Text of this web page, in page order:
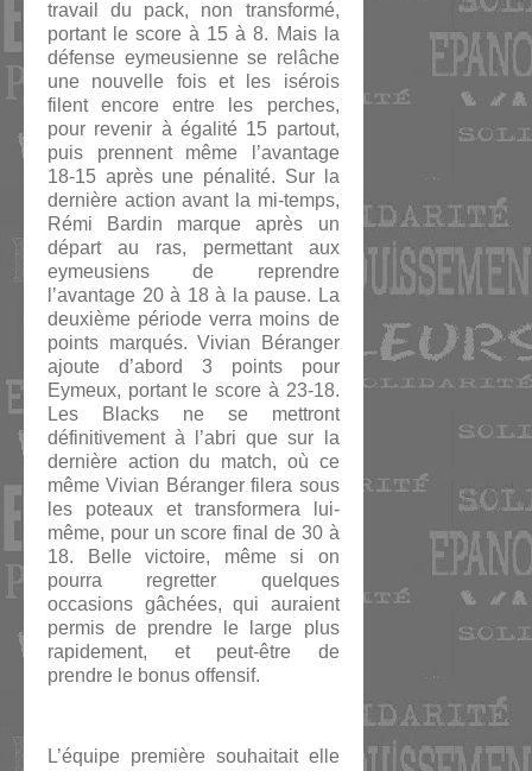
travail du pack, non transformé,
portant le score à 15 à 8. Mais la
défense eymeusienne se relâche
une nouvelle fois et les isérois
filent encore entre les perches,
pour revenir à égalité 15 partout,
puis prennent même l’avantage
18-15 après une pénalité. Sur la
dernière action avant la mi-temps,
Rémi Bardin marque après un
départ au ras, permettant aux
eymeusiens de reprendre
l’avantage 20 à 18 à la pause. La
deuxième période verra moins de
points marqués. Vivian Béranger
ajoute d’abord 3 points pour
Eymeux, portant le score à 23-18.
Les Blacks ne se mettront
définitivement à l’abri que sur la
dernière action du match, où ce
même Vivian Béranger filera sous
les poteaux et transformera lui-
même, pour un score final de 30 à
18. Belle victoire, même si on
pourra regretter quelques
occasions gâchées, qui auraient
permis de prendre le large plus
rapidement, et peut-être de
prendre le bonus offensif.
L’équipe première souhaitait elle